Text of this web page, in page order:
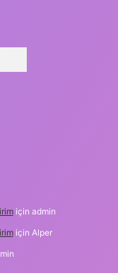
için admin
için Alper